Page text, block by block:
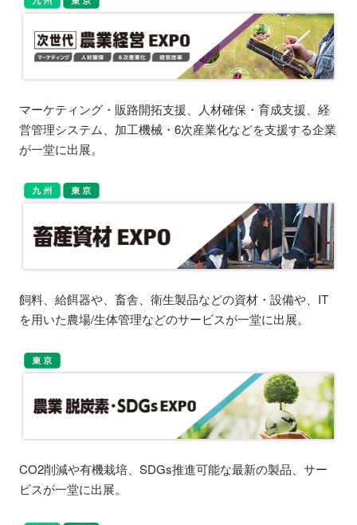
マーケティング・販路開拓支援、人材確保・育成支援、経
営管理システム、加工機械・6次産業化などを支援する企業
が一堂に出展。
飼料、給餌器や、畜舎、衛生製品などの資材・設備や、IT
を用いた農場/生体管理などのサービスが一堂に出展。
CO2削減や有機栽培、SDGs推進可能な最新の製品、サー
ビスが一堂に出展。